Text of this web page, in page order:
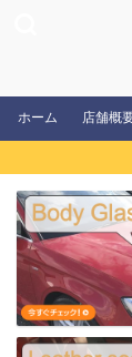
ホーム 店舗概